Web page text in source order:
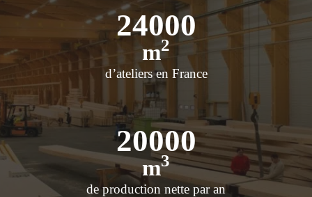
24000
m2
d’ateliers en France
20000
m3
de production nette par an